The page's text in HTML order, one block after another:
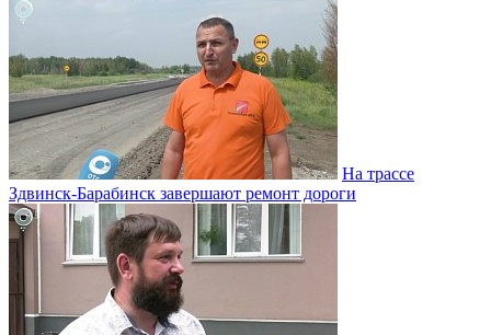
На трассе
Здвинск-Барабинск завершают ремонт дороги